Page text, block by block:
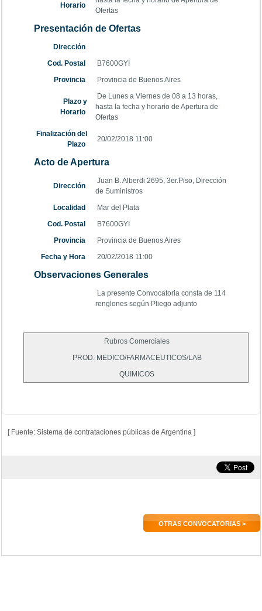
Horario
Ofertas
Presentación de Ofertas
Dirección
Cod. Postal
B7600GYI
Provincia
Provincia de Buenos Aires
Plazo y
Horario
De Lunes a Viernes de 08 a 13 horas,
hasta la fecha y horario de Apertura de
Ofertas
Finalización del
Plazo
20/02/2018 11:00
Acto de Apertura
Dirección
Juan B. Alberdi 2695, 3er.Piso, Dirección
de Suministros
Localidad
Mar del Plata
Cod. Postal
B7600GYI
Provincia
Provincia de Buenos Aires
Fecha y Hora
20/02/2018 11:00
Observaciones Generales
La presente Convocatoria consta de 114
renglones según Pliego adjunto
Rubros Comerciales
PROD. MEDICO/FARMACEUTICOS/LAB
QUIMICOS
[ Fuente: Sistema de contrataciones públicas de Argentina ]
OTRAS CONVOCATORIAS >